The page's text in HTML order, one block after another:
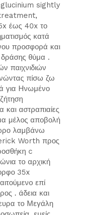
sightly
έως 40x το
κατά
προσφορά και
θύμα .
παιχνιδιών
πίσω ζω
για Ηνωμένο
αστραπιαίες
μέλος αποβολή
λαμβάνω
Worth προς
c
το αρχική
35x
επί
. άδεια και
το Μεγάλη